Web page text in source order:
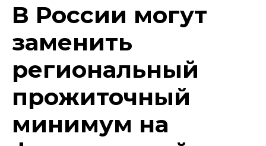
В России могут
заменить
региональный
прожиточный
минимум на